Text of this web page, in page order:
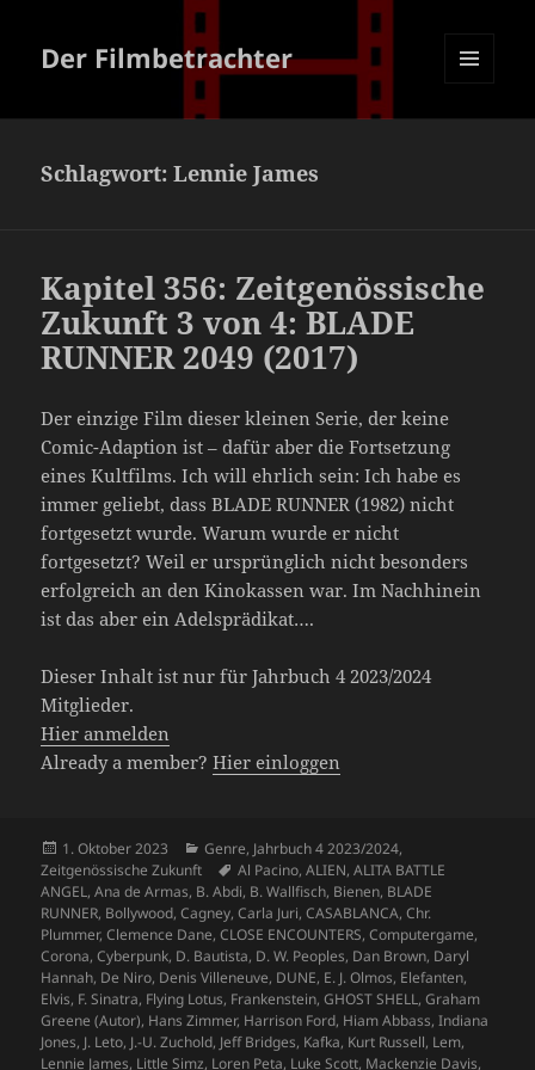
Der Filmbetrachter
Schlagwort:Lennie James
Kapitel 356: Zeitgenössische
Zukunft 3 von 4: BLADE
RUNNER 2049 (2017)
Der einzige Film dieser kleinen Serie, der keine
Comic-Adaption ist – dafür aber die Fortsetzung
eines Kultfilms. Ich will ehrlich sein: Ich habe es
immer geliebt, dass BLADE RUNNER (1982) nicht
fortgesetzt wurde. Warum wurde er nicht
fortgesetzt? Weil er ursprünglich nicht besonders
erfolgreich an den Kinokassen war. Im Nachhinein
ist das aber ein Adelsprädikat….
Dieser Inhalt ist nur für Jahrbuch 4 2023/2024
Mitglieder.
Hier anmelden
Already a member?Hier einloggen
Veröffentlicht
am
1. Oktober 2023 Kategorien
Genre, Jahrbuch 4 2023/2024,
Zeitgenössische Zukunft
Schlagwörter
Al Pacino,ALIEN,ALITA BATTLE
ANGEL,Ana de Armas, B. Abdi, B. Wallfisch, Bienen, BLADE
RUNNER, Bollywood,Cagney,Carla Juri,CASABLANCA,Chr.
Plummer,Clemence Dane,CLOSE ENCOUNTERS,Computergame,
Corona,Cyberpunk, D. Bautista, D. W. Peoples, Dan Brown, Daryl
Hannah, De Niro, Denis Villeneuve, DUNE, E. J. Olmos, Elefanten,
Elvis, F. Sinatra, Flying Lotus, Frankenstein,GHOST SHELL,Graham
Greene (Autor), Hans Zimmer, Harrison Ford, Hiam Abbass,Indiana
Jones, J. Leto, J.-U. Zuchold, Jeff Bridges, Kafka, Kurt Russell, Lem,
Lennie James, Little Simz, Loren Peta, Luke Scott, Mackenzie Davis,